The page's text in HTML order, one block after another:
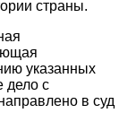
страны.
указанных
дело с
в суд